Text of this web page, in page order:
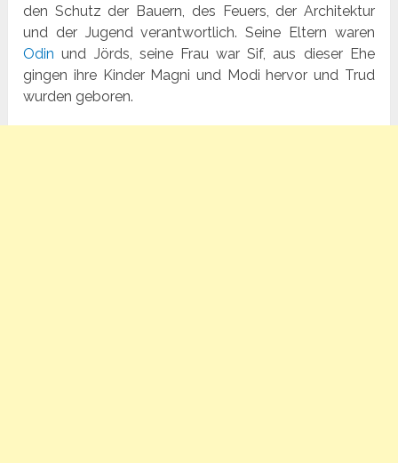
den Schutz der Bauern, des Feuers, der Architektur
und der Jugend verantwortlich. Seine Eltern waren
Odin und Jörds, seine Frau war Sif, aus dieser Ehe
gingen ihre Kinder Magni und Modi hervor und Trud
wurden geboren.